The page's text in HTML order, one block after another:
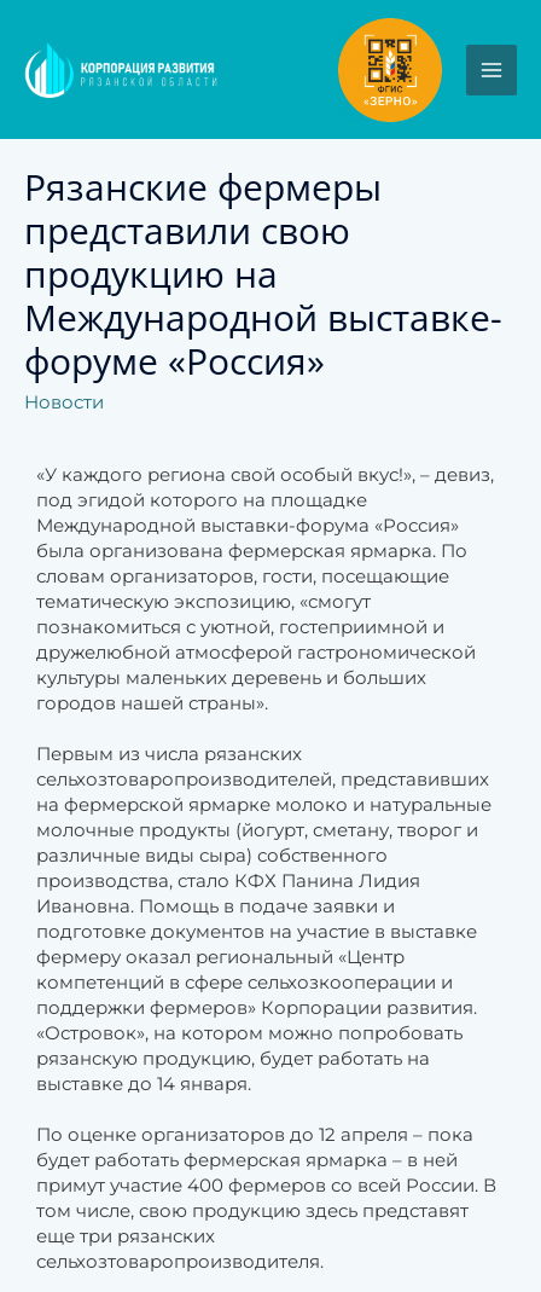
Рязанские фермеры
представили свою
продукцию на
Международной выставке-
форуме «Россия»
Новости
«У каждого региона свой особый вкус!», – девиз,
под эгидой которого на площадке
Международной выставки-форума «Россия»
была организована фермерская ярмарка. По
словам организаторов, гости, посещающие
тематическую экспозицию, «смогут
познакомиться с уютной, гостеприимной и
дружелюбной атмосферой гастрономической
культуры маленьких деревень и больших
городов нашей страны».
Первым из числа рязанских
сельхозтоваропроизводителей, представивших
на фермерской ярмарке молоко и натуральные
молочные продукты (йогурт, сметану, творог и
различные виды сыра) собственного
производства, стало КФХ Панина Лидия
Ивановна. Помощь в подаче заявки и
подготовке документов на участие в выставке
фермеру оказал региональный «Центр
компетенций в сфере сельхозкооперации и
поддержки фермеров» Корпорации развития.
«Островок», на котором можно попробовать
рязанскую продукцию, будет работать на
выставке до 14 января.
По оценке организаторов до 12 апреля – пока
будет работать фермерская ярмарка – в ней
примут участие 400 фермеров со всей России. В
том числе, свою продукцию здесь представят
еще три рязанских
сельхозтоваропроизводителя.